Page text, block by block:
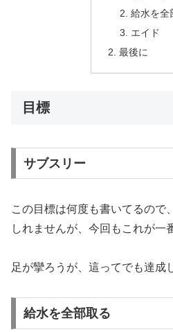
給水を全
エイド
最後に
目標
サブスリー
この目標は何度も書いてるので
しれませんが、今回もこれが一
足が攣ろうが、這ってでも達成
給水を全部取る